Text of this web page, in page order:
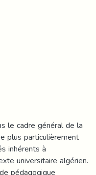
le cadre général de la
plus particulièrement
inhérents à
universitaire algérien.